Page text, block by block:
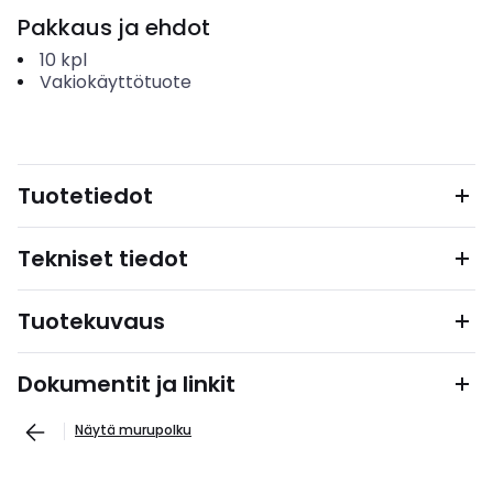
Pakkaus ja ehdot
10 kpl
Vakiokäyttötuote
Tuotetiedot
Tekniset tiedot
Tuotekuvaus
Dokumentit ja linkit
Näytä murupolku